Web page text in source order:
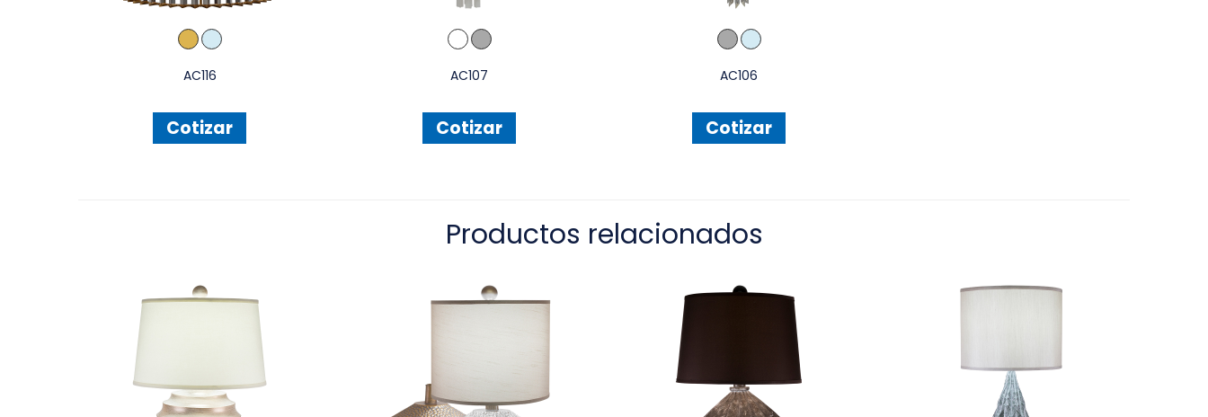
AC116
Cotizar
AC107
Cotizar
AC106
Cotizar
Productos relacionados